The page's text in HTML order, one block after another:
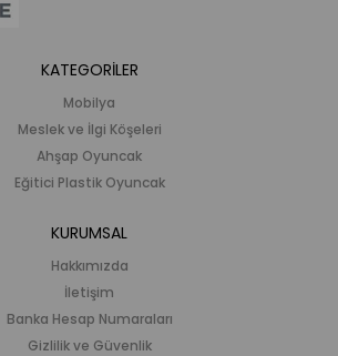
KATEGORİLER
Mobilya
Meslek ve İlgi Köşeleri
Ahşap Oyuncak
Eğitici Plastik Oyuncak
KURUMSAL
Hakkımızda
İletişim
Banka Hesap Numaraları
Gizlilik ve Güvenlik